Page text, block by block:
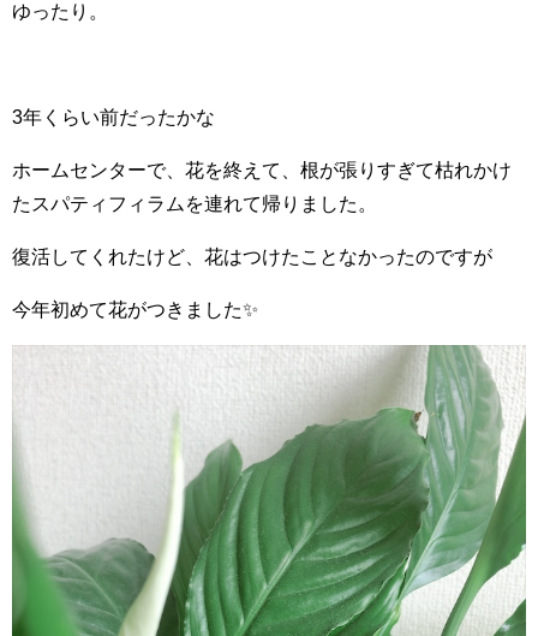
ゆったり。
3年くらい前だったかな
ホームセンターで、花を終えて、根が張りすぎて枯れかけ
たスパティフィラムを連れて帰りました。
復活してくれたけど、花はつけたことなかったのですが
今年初めて花がつきました✨